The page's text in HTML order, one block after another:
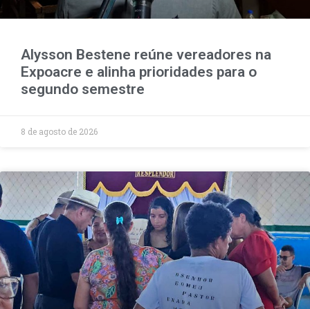
Alysson Bestene reúne vereadores na
Expoacre e alinha prioridades para o
segundo semestre
8 de agosto de 2026